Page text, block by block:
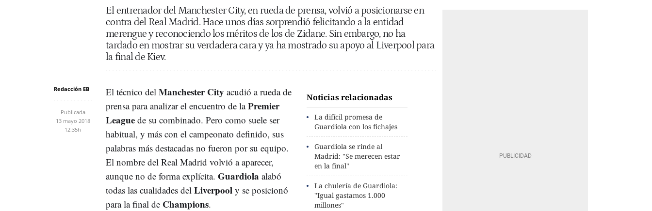
El entrenador del Manchester City, en rueda de prensa, volvió a posicionarse en
contra del Real Madrid. Hace unos días sorprendió felicitando a la entidad
merengue y reconociendo los méritos de los de Zidane. Sin embargo, no ha
tardado en mostrar su verdadera cara y ya ha mostrado su apoyo al Liverpool para
la final de Kiev.
Redacción EB
Publicada
13 mayo 2018
12:35h
Noticias relacionadas
La difícil promesa de
Guardiola con los fichajes
Guardiola se rinde al
Madrid: "Se merecen estar
en la final"
La chulería de Guardiola:
"Igual gastamos 1.000
millones"
El técnico del Manchester City acudió a rueda de
prensa para analizar el encuentro de laPremier
League de su combinado. Pero como suele ser
habitual, y más con el campeonato definido, sus
palabras más destacadas no fueron por su equipo.
El nombre del Real Madrid volvió a aparecer,
aunque no de forma explícita. Guardiola alabó
todas las cualidades del Liverpool y se posicionó
para la final de Champions.